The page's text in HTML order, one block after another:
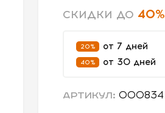
СКИДКИ ДО 40%
20% от 7 дней
40% от 30 дней
АРТИКУЛ: 000834